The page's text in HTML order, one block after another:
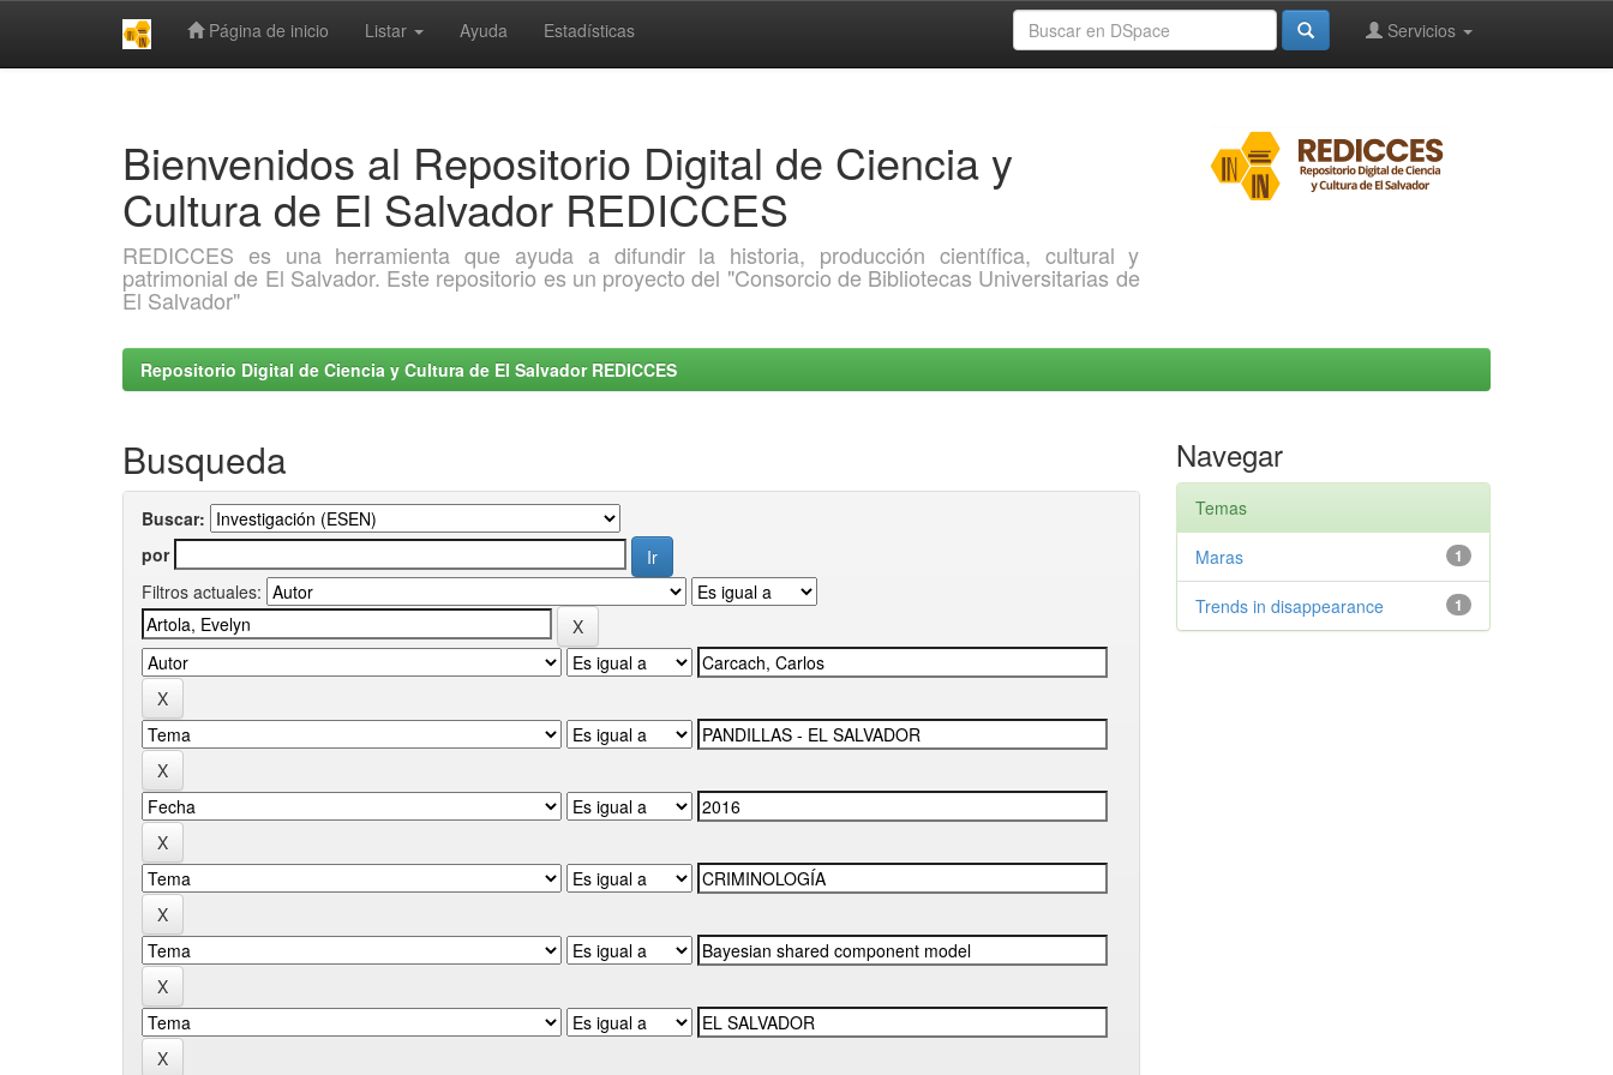
Página de inicio Listar Ayuda Estadísticas Servicios
Bienvenidos al Repositorio Digital de Ciencia y
Cultura de El Salvador REDICCES
REDICCES es una herramienta que ayuda a difundir la historia, producción científica, cultural y
patrimonial de El Salvador. Este repositorio es un proyecto del "Consorcio de Bibliotecas Universitarias de
El Salvador"
Repositorio Digital de Ciencia y Cultura de El Salvador REDICCES
Busqueda
Buscar:
por
Filtros actuales:
Navegar
Temas
1
Maras
1
Trends in disappearance